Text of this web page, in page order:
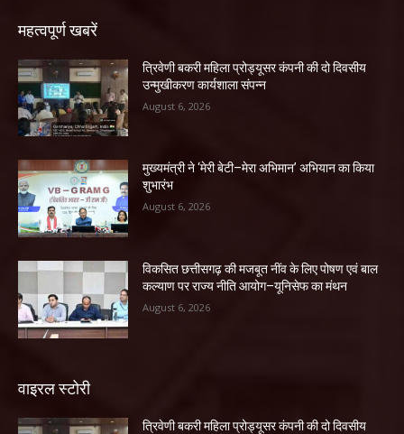
महत्वपूर्ण खबरें
त्रिवेणी बकरी महिला प्रोड्यूसर कंपनी की दो दिवसीय
उन्मुखीकरण कार्यशाला संपन्न
August 6, 2026
मुख्यमंत्री ने ‘मेरी बेटी–मेरा अभिमान’ अभियान का किया
शुभारंभ
August 6, 2026
विकसित छत्तीसगढ़ की मजबूत नींव के लिए पोषण एवं बाल
कल्याण पर राज्य नीति आयोग–यूनिसेफ का मंथन
August 6, 2026
वाइरल स्टोरी
त्रिवेणी बकरी महिला प्रोड्यूसर कंपनी की दो दिवसीय